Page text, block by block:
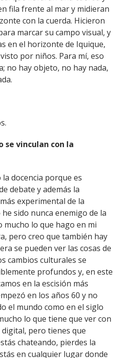
fila frente al mar y midieran
con la cuerda. Hicieron
marcar su campo visual, y
en el horizonte de Iquique,
por niños. Para mí, eso
no hay objeto, no hay nada,
se vinculan con la
docencia porque es
debate y además la
experimental de la
sido nunca enemigo de la
mucho lo que hago en mi
pero creo que también hay
se pueden ver las cosas de
cambios culturales se
profundos y, en este
en la escisión más
en los años 60 y no
el mundo como en el siglo
lo que tiene que ver con
pero tienes que
chateando, pierdes la
en cualquier lugar donde